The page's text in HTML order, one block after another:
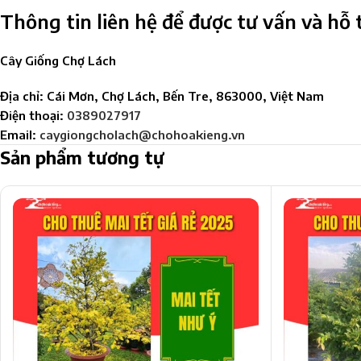
Thông tin liên hệ để được tư vấn và hỗ
Cây Giống Chợ Lách
Địa chỉ: Cái Mơn, Chợ Lách, Bến Tre, 863000, Việt Nam
Điện thoại: 0389027917
Email: caygiongcholach@chohoakieng.vn
Sản phẩm tương tự